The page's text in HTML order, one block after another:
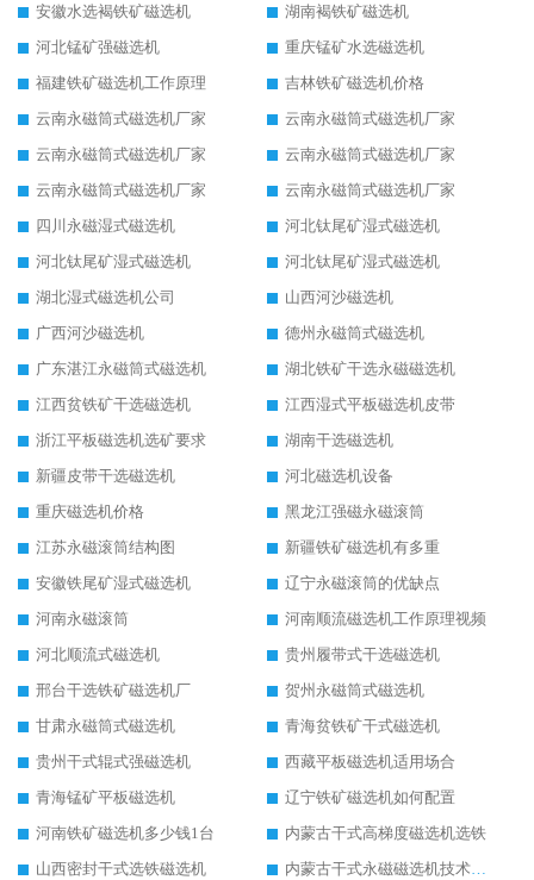
安徽水选褐铁矿磁选机
湖南褐铁矿磁选机
河北锰矿强磁选机
重庆锰矿水选磁选机
福建铁矿磁选机工作原理
吉林铁矿磁选机价格
云南永磁筒式磁选机厂家
云南永磁筒式磁选机厂家
云南永磁筒式磁选机厂家
云南永磁筒式磁选机厂家
云南永磁筒式磁选机厂家
云南永磁筒式磁选机厂家
四川永磁湿式磁选机
河北钛尾矿湿式磁选机
河北钛尾矿湿式磁选机
河北钛尾矿湿式磁选机
湖北湿式磁选机公司
山西河沙磁选机
广西河沙磁选机
德州永磁筒式磁选机
广东湛江永磁筒式磁选机
湖北铁矿干选永磁磁选机
江西贫铁矿干选磁选机
江西湿式平板磁选机皮带
浙江平板磁选机选矿要求
湖南干选磁选机
新疆皮带干选磁选机
河北磁选机设备
重庆磁选机价格
黑龙江强磁永磁滚筒
江苏永磁滚筒结构图
新疆铁矿磁选机有多重
安徽铁尾矿湿式磁选机
辽宁永磁滚筒的优缺点
河南永磁滚筒
河南顺流磁选机工作原理视频
河北顺流式磁选机
贵州履带式干选磁选机
邢台干选铁矿磁选机厂
贺州永磁筒式磁选机
甘肃永磁筒式磁选机
青海贫铁矿干式磁选机
贵州干式辊式强磁选机
西藏平板磁选机适用场合
青海锰矿平板磁选机
辽宁铁矿磁选机如何配置
河南铁矿磁选机多少钱1台
内蒙古干式高梯度磁选机选铁
山西密封干式选铁磁选机
内蒙古干式永磁磁选机技术要求